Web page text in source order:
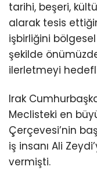
tarihi, beşeri,
alarak tesis
işbirliğini
şekilde
ilerletmeyi
Irak
Meclisteki en
Çerçevesi’nin
iş insanı Ali
vermişti.